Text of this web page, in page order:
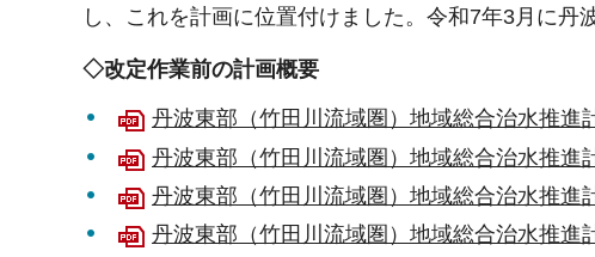
し、これを計画に位置付けました。令和7年3月に丹
◇改定作業前の計画概要
丹波東部（竹田川流域圏）地域総合治水推進
丹波東部（竹田川流域圏）地域総合治水推進
丹波東部（竹田川流域圏）地域総合治水推進
丹波東部（竹田川流域圏）地域総合治水推進